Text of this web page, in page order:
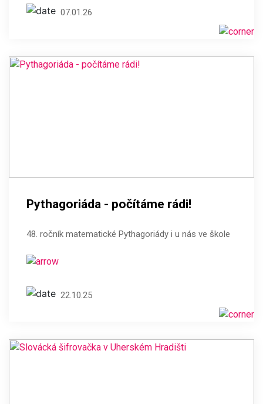
07.01.26
Pythagoriáda - počítáme rádi!
48. ročník matematické Pythagoriády i u nás ve škole
22.10.25